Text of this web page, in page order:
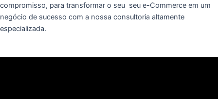
compromisso, para transformar o seu seu e-Commerce em um
negócio de sucesso com a nossa consultoria altamente
especializada.